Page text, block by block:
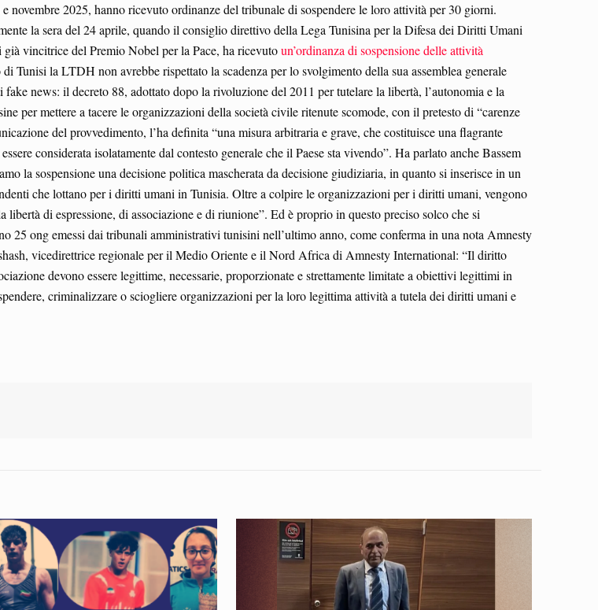
2025, hanno ricevuto ordinanze del tribunale di sospendere le loro attività per 30 giorni.
la sera del 24 aprile, quando il consiglio direttivo della Lega Tunisina per la Difesa dei Diritti Umani
vincitrice del Premio Nobel per la Pace, ha ricevutoun’ordinanza di sospensione delle attività
Tunisi la LTDH non avrebbe rispettato la scadenza per lo svolgimento della sua assemblea generale
news: il decreto 88, adottato dopo la rivoluzione del 2011 per tutelare la libertà, l’autonomia e la
per mettere a tacere le organizzazioni della società civile ritenute scomode, con il pretesto di “carenze
del provvedimento, l’ha definita “una misura arbitraria e grave, che costituisce una flagrante
considerata isolatamente dal contesto generale che il Paese sta vivendo”. Ha parlato anche Bassem
la sospensione una decisione politica mascherata da decisione giudiziaria, in quanto si inserisce in un
che lottano per i diritti umani in Tunisia. Oltre a colpire le organizzazioni per i diritti umani, vengono
di espressione, di associazione e di riunione”. Ed è proprio in questo preciso solco che si
25 ong emessi dai tribunali amministrativi tunisini nell’ultimo anno, come conferma in una nota Amnesty
vicedirettrice regionale per il Medio Oriente e il Nord Africa di Amnesty International: “Il diritto
devono essere legittime, necessarie, proporzionate e strettamente limitate a obiettivi legittimi in
criminalizzare o sciogliere organizzazioni per la loro legittima attività a tutela dei diritti umani e